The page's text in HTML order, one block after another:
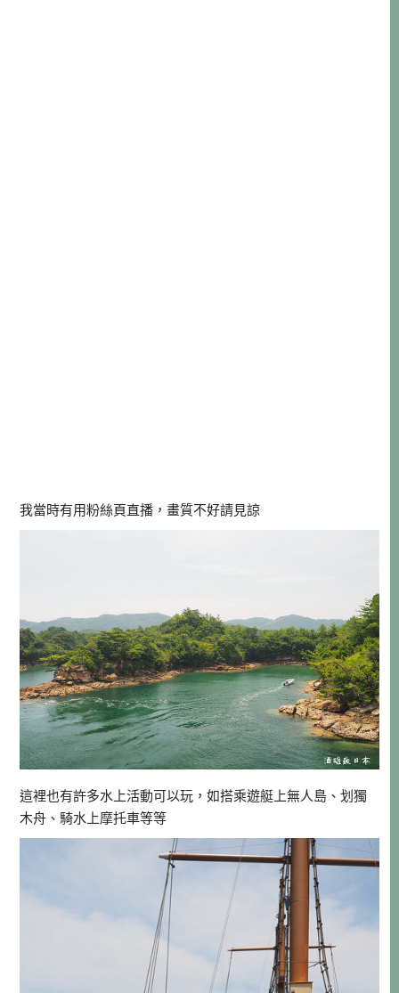
我當時有用粉絲頁直播，畫質不好請見諒
這裡也有許多水上活動可以玩，如搭乘遊艇上無人島、划獨
木舟、騎水上摩托車等等